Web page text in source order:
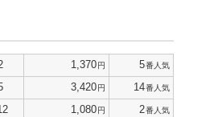
1,370円 5番人気
3,420円 14番人気
1,080円 2番人気